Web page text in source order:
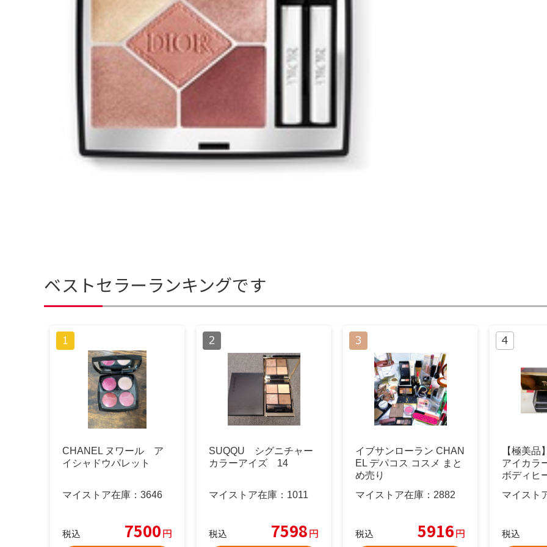
ベストセラーランキングです
CHANEL ヌワール ア
イシャドウパレット
マイストア在庫： 3646
税込 7500円
SUQQU シグニチャー
カラーアイズ 14
マイストア在庫： 1011
税込 7598円
イブサンローラン CHAN
EL デパコス コスメ まと
め売り
マイストア在庫： 2882
税込 5916円
【極美品
アイカラ
ボディヒ
マイスト
税込